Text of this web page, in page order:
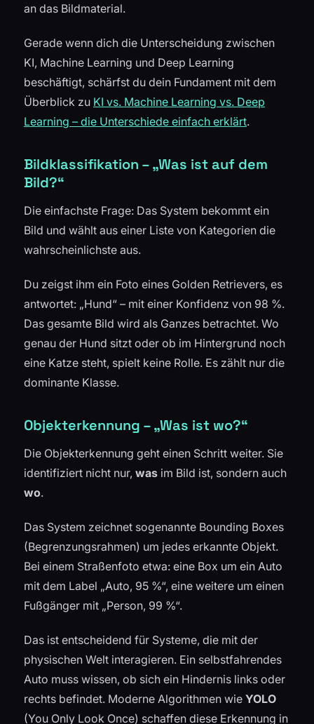
an das Bildmaterial.
Gerade wenn dich die Unterscheidung zwischen
KI, Machine Learning und Deep Learning
beschäftigt, schärfst du dein Fundament mit dem
Überblick zu KI vs. Machine Learning vs. Deep
Learning – die Unterschiede einfach erklärt.
Bildklassifikation – „Was ist auf dem
Bild?“
Die einfachste Frage: Das System bekommt ein
Bild und wählt aus einer Liste von Kategorien die
wahrscheinlichste aus.
Du zeigst ihm ein Foto eines Golden Retrievers, es
antwortet: „Hund“ – mit einer Konfidenz von 98 %.
Das gesamte Bild wird als Ganzes betrachtet. Wo
genau der Hund sitzt oder ob im Hintergrund noch
eine Katze steht, spielt keine Rolle. Es zählt nur die
dominante Klasse.
Objekterkennung – „Was ist wo?“
Die Objekterkennung geht einen Schritt weiter. Sie
identifiziert nicht nur, was im Bild ist, sondern auch
wo.
Das System zeichnet sogenannte Bounding Boxes
(Begrenzungsrahmen) um jedes erkannte Objekt.
Bei einem Straßenfoto etwa: eine Box um ein Auto
mit dem Label „Auto, 95 %“, eine weitere um einen
Fußgänger mit „Person, 99 %“.
Das ist entscheidend für Systeme, die mit der
physischen Welt interagieren. Ein selbstfahrendes
Auto muss wissen, ob sich ein Hindernis links oder
rechts befindet. Moderne Algorithmen wie YOLO
(You Only Look Once) schaffen diese Erkennung in